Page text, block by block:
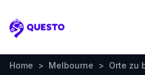
Questo
Home > Melbourne > Orte zu